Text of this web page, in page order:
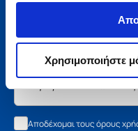
Χρησιμοποιήστε
Μάθετε τα
Εγγραφείτε στο
νέα βιβλία, τις
Αποδέχομαι τους όρους